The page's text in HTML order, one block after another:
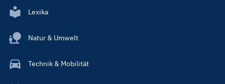
Lexika
Natur & Umwelt
Technik & Mobilität